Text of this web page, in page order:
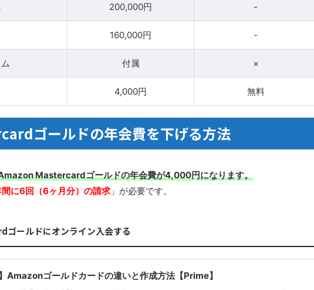
200,000円 -
160,000円 -
付属 ×
4,000円 無料
ゴールドの年会費を下げる方法
Mastercardゴールドの年会費が4,000円になります。
間に6回（6ヶ月分）の請求」が必要です。
ールドにオンライン入会する
Amazonゴールドカードの違いと作成方法【Prime】